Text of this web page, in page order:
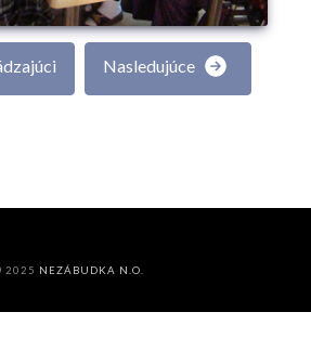
Nasledujúce
2025 NEZÁBUDKA N.O.